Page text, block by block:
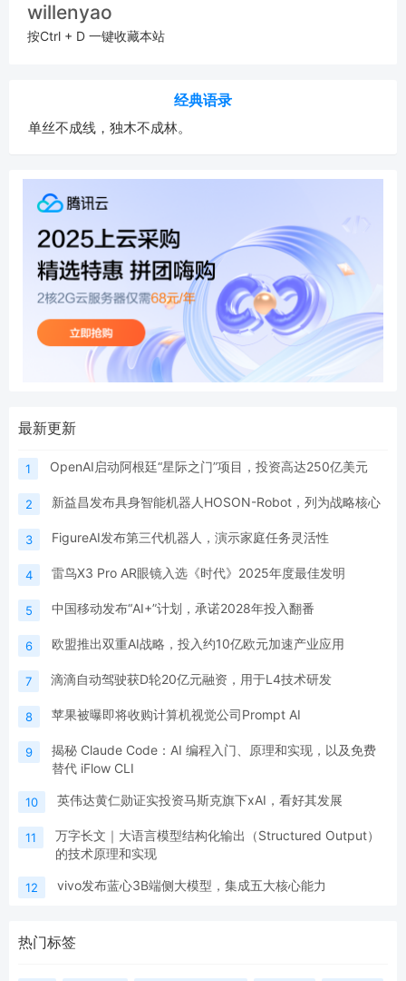
willenyao
按Ctrl + D 一键收藏本站
经典语录
单丝不成线，独木不成林。
最新更新
1 OpenAI启动阿根廷“星际之门”项目，投资高达250亿美元
2 新益昌发布具身智能机器人HOSON-Robot，列为战略核心
3 FigureAI发布第三代机器人，演示家庭任务灵活性
4 雷鸟X3 Pro AR眼镜入选《时代》2025年度最佳发明
5 中国移动发布“AI+”计划，承诺2028年投入翻番
6 欧盟推出双重AI战略，投入约10亿欧元加速产业应用
7 滴滴自动驾驶获D轮20亿元融资，用于L4技术研发
8 苹果被曝即将收购计算机视觉公司Prompt AI
9
揭秘 Claude Code：AI 编程入门、原理和实现，以及免费
替代 iFlow CLI
10 英伟达黄仁勋证实投资马斯克旗下xAI，看好其发展
11
万字长文｜大语言模型结构化输出（Structured Output）
的技术原理和实现
12 vivo发布蓝心3B端侧大模型，集成五大核心能力
热门标签